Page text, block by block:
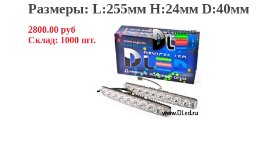
Размеры: L:255мм H:24мм D:40мм
2800.00 руб
Склад: 1000 шт.